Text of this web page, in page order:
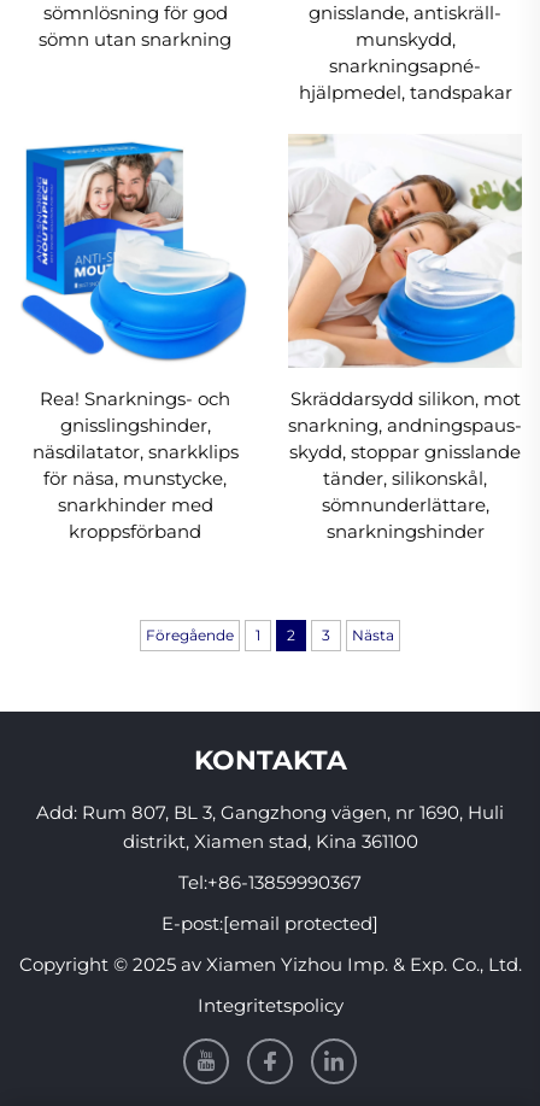
Denna snarkningshindrande hakhake är
tillverkad av speciell neopren som bevarar
hakens elasticitet över tid. Den har premium
och lång livslängd.
Justerbara kardborrband
Utrustad med justerbara kardborrband erbjuder
hakhaken en bekväm passform för alla
användare – vilket gör den till en
universallösning i enhetsstorlek. Setet
inuti näsborren.
Omedelbara resultat
Denna snarkningshinder ger omedelbara
effekter – ingen behöver vänta en vecka för att
genom fysisk påverkan för att direkt motverka
sömnlösning för god
sömn utan snarkning
gnisslande, antiskräll-
munskydd,
snarkningsapné-
hjälpmedel, tandspakar
Rea! Snarknings- och
gnisslingshinder,
näsdilatator, snarkklips
för näsa, munstycke,
snarkhinder med
kroppsförband
Skräddarsydd silikon, mot
snarkning, andningspaus-
skydd, stoppar gnisslande
tänder, silikonskål,
sömnunderlättare,
snarkningshinder
Föregående 1 2 3 Nästa
KONTAKTA
Add: Rum 807, BL 3, Gangzhong vägen, nr 1690, Huli
distrikt, Xiamen stad, Kina 361100
Tel:+86-13859990367
E-post:[email protected]
Copyright © 2025 av Xiamen Yizhou Imp. & Exp. Co., Ltd.
Integritetspolicy